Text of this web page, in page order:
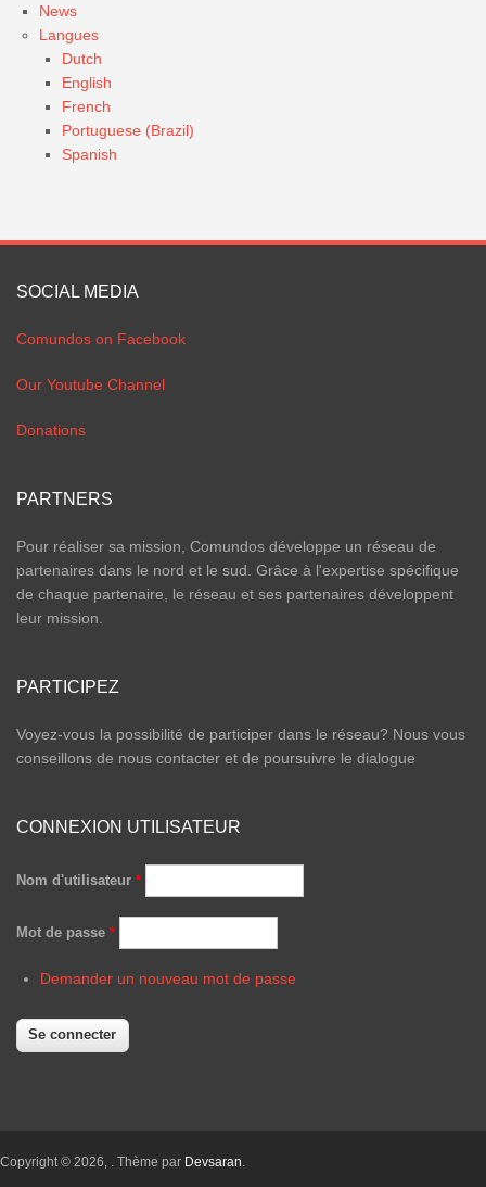
News
Langues
Dutch
English
French
Portuguese (Brazil)
Spanish
SOCIAL MEDIA
Comundos on Facebook
Our Youtube Channel
Donations
PARTNERS
Pour réaliser sa mission, Comundos développe un réseau de
partenaires dans le nord et le sud. Grâce à l'expertise spécifique
de chaque partenaire, le réseau et ses partenaires développent
leur mission.
PARTICIPEZ
Voyez-vous la possibilité de participer dans le réseau? Nous vous
conseillons de nous contacter et de poursuivre le dialogue
CONNEXION UTILISATEUR
Nom d'utilisateur *
Mot de passe *
Demander un nouveau mot de passe
Copyright © 2026, . Thème par Devsaran